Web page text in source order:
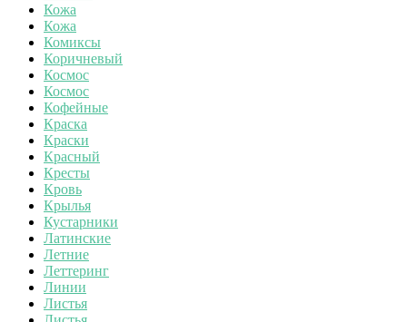
Кожа
Кожа
Комиксы
Коричневый
Космос
Космос
Кофейные
Краска
Краски
Красный
Кресты
Кровь
Крылья
Кустарники
Латинские
Летние
Леттеринг
Линии
Листья